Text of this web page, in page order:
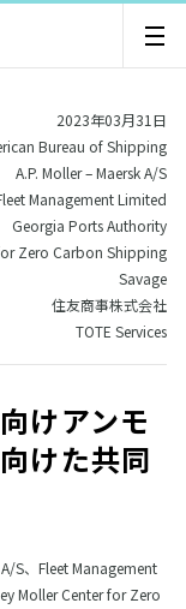
2023年03月31日
Bureau of Shipping
A.P. Moller – Maersk A/S
Management Limited
Georgia Ports Authority
Zero Carbon Shipping
Savage
住友商事株式会社
TOTE Services
けアンモ
けた共同
S、Fleet Management
Moller Center for Zero